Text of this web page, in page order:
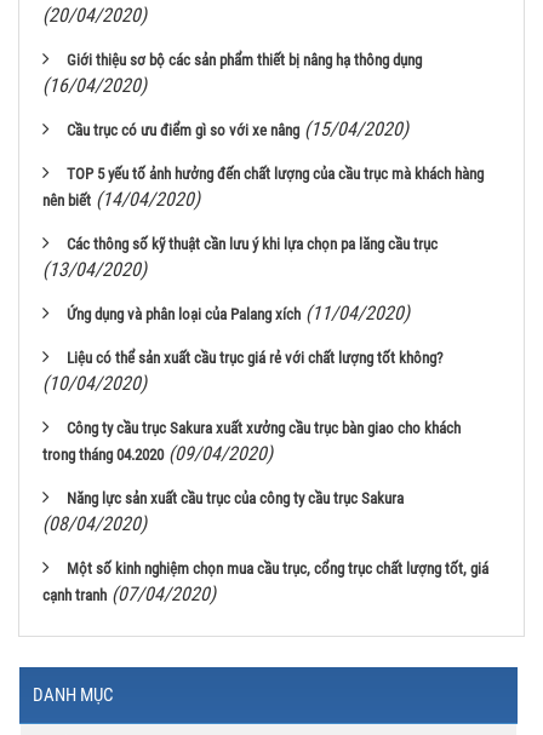
(20/04/2020)
Giới thiệu sơ bộ các sản phẩm thiết bị nâng hạ thông dụng
(16/04/2020)
Cầu trục có ưu điểm gì so với xe nâng (15/04/2020)
TOP 5 yếu tố ảnh hưởng đến chất lượng của cầu trục mà khách hàng
nên biết (14/04/2020)
Các thông số kỹ thuật cần lưu ý khi lựa chọn pa lăng cầu trục
(13/04/2020)
Ứng dụng và phân loại của Palang xích (11/04/2020)
Liệu có thể sản xuất cầu trục giá rẻ với chất lượng tốt không?
(10/04/2020)
Công ty cầu trục Sakura xuất xưởng cầu trục bàn giao cho khách
trong tháng 04.2020 (09/04/2020)
Năng lực sản xuất cầu trục của công ty cầu trục Sakura
(08/04/2020)
Một số kinh nghiệm chọn mua cầu trục, cổng trục chất lượng tốt, giá
cạnh tranh (07/04/2020)
DANH MỤC